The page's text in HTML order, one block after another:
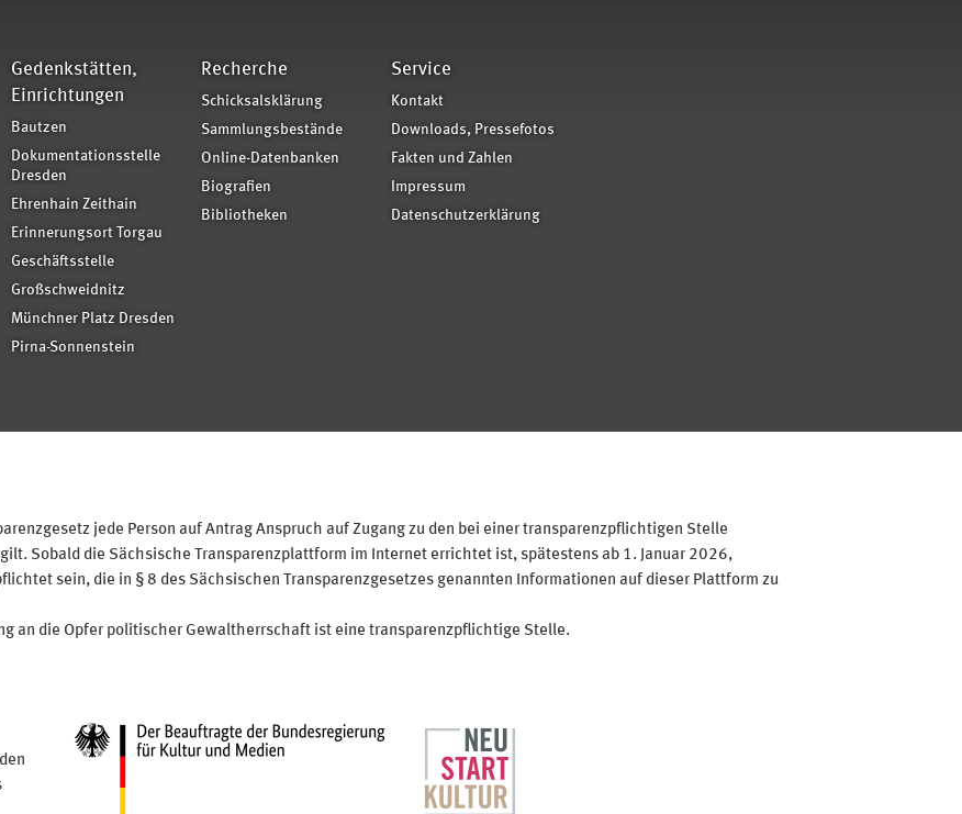
Gedenkstätten,
Einrichtungen
Bautzen
Dokumentationsstelle
Dresden
Ehrenhain Zeithain
Erinnerungsort Torgau
Geschäftsstelle
Großschweidnitz
Münchner Platz Dresden
Pirna-Sonnenstein
Recherche
Schicksalsklärung
Sammlungsbestände
Online-Datenbanken
Biografien
Bibliotheken
Service
Kontakt
Downloads, Pressefotos
Fakten und Zahlen
Impressum
Datenschutzerklärung
jede Person auf Antrag Anspruch auf Zugang zu den bei einer transparenzpflichtigen Stelle
Sobald die Sächsische Transparenzplattform im Internet errichtet ist, spätestens ab 1. Januar 2026,
sein, die in § 8 des Sächsischen Transparenzgesetzes genannten Informationen auf dieser Plattform zu
an die Opfer politischer Gewaltherrschaft ist eine transparenzpflichtige Stelle.